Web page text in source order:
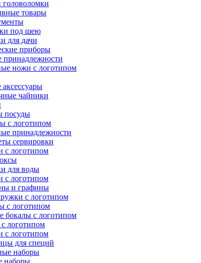
товары
под шею
для дачи
приборы
принадлежности
ножи с логотипом
чайники
посуды
с логотипом
принадлежности
сервировки
с логотипом
для воды
с логотипом
и графины
с логотипом
с логотипом
бокалы с логотипом
логотипом
с логотипом
для специй
наборы
наборы